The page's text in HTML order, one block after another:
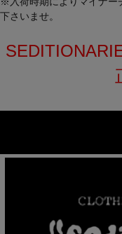
下さいませ。